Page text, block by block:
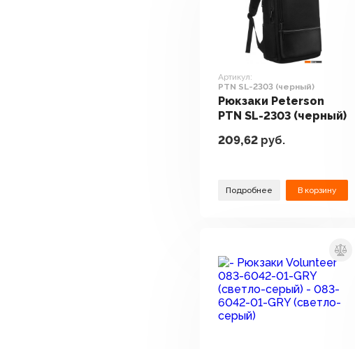
Артикул:
PTN SL-2303 (черный)
Рюкзаки Peterson
PTN SL-2303 (черный)
209,62 руб.
Подробнее В корзину